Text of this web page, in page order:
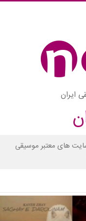
ایران
های معتبر موسیقی